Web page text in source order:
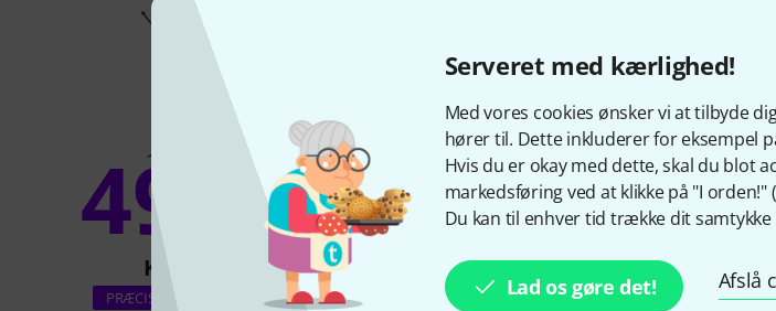
Serveret med kærlighed!
Med vores cookies ønsker vi at tilbyde
hører til. Dette inkluderer for eksempel
Hvis du er okay med dette, skal du blot
markedsføring ved at klikke på "I orden!" (
Du kan til enhver tid trække dit
Lad os gøre det! Afslå
49%
KØBT
PRÆCIS DENNE VARE
11%
KØBT
Millenium MS 2003
KØBT
K&M 210/9